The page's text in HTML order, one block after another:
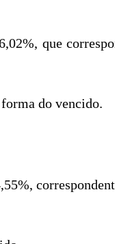
que
do vencido.